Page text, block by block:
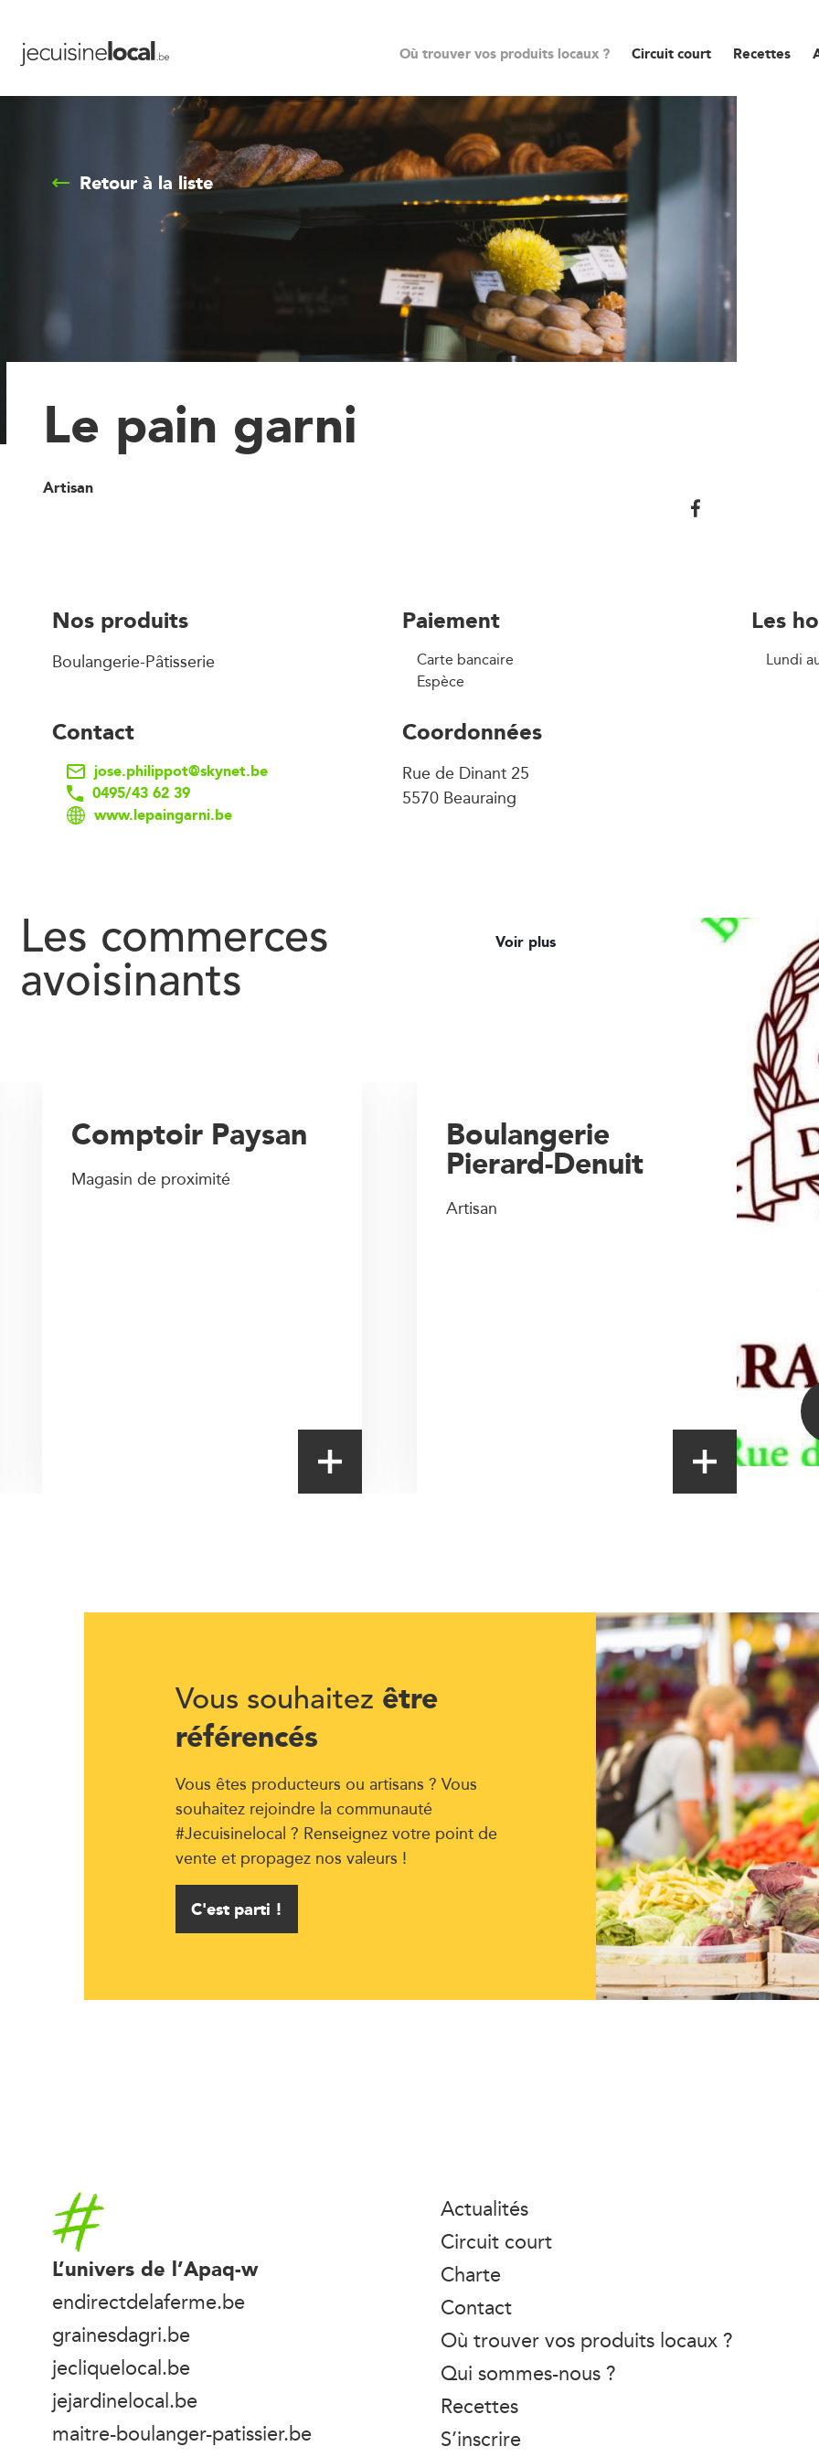
Où trouver vos produits locaux ? Circuit court Recettes
Retour à la liste
Le pain garni
Artisan
Nos produits
Boulangerie-Pâtisserie
Paiement
Carte bancaire
Espèce
Les
Lundi
Contact
jose.philippot@skynet.be
0495/43 62 39
www.lepaingarni.be
Coordonnées
Rue de Dinant 25
5570 Beauraing
Les commerces
avoisinants
Voir plus
Boulangerie
Pierard-Denuit
Artisan
Comptoir Paysan
Magasin de proximité
Vous souhaitez être
référencés
Vous êtes producteurs ou artisans ? Vous
souhaitez rejoindre la communauté
#Jecuisinelocal ? Renseignez votre point de
vente et propagez nos valeurs !
C'est parti !
Accueil
L’univers de l’Apaq-w
endirectdelaferme.be
grainesdagri.be
jecliquelocal.be
jejardinelocal.be
maitre-boulanger-patissier.be
Actualités
Circuit court
Charte
Contact
Où trouver vos produits locaux ?
Qui sommes-nous ?
Recettes
S’inscrire